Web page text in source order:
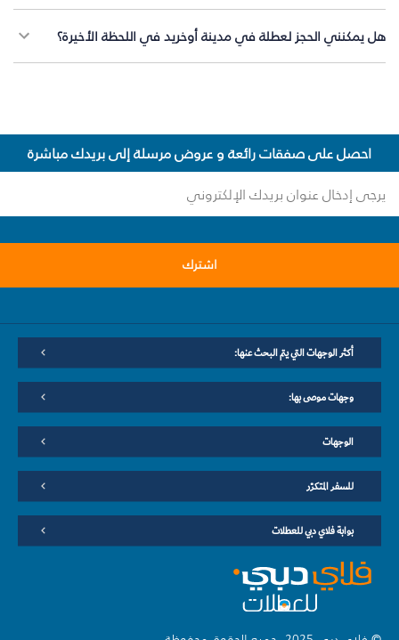
هل يمكنني الحجز لعطلة في مدينة أوخريد في اللحظة الأخيرة؟
احصل على صفقات رائعة و عروض مرسلة إلى بريدك مباشرة
اشترك
أكثر الوجهات التي يتم البحث عنها:
وجهات موصى بها:
الوجهات
للسفر المتكرّر
بوابة فلاي دبي للعطلات